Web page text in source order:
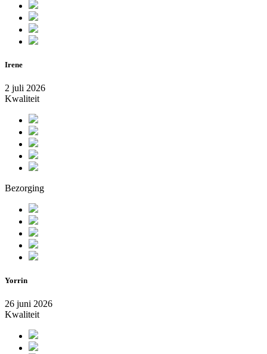
Irene
2 juli 2026
Kwaliteit
Bezorging
Yorrin
26 juni 2026
Kwaliteit